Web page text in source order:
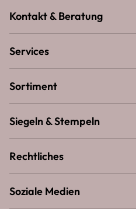
Kontakt & Beratung
Services
Sortiment
Siegeln & Stempeln
Rechtliches
Soziale Medien